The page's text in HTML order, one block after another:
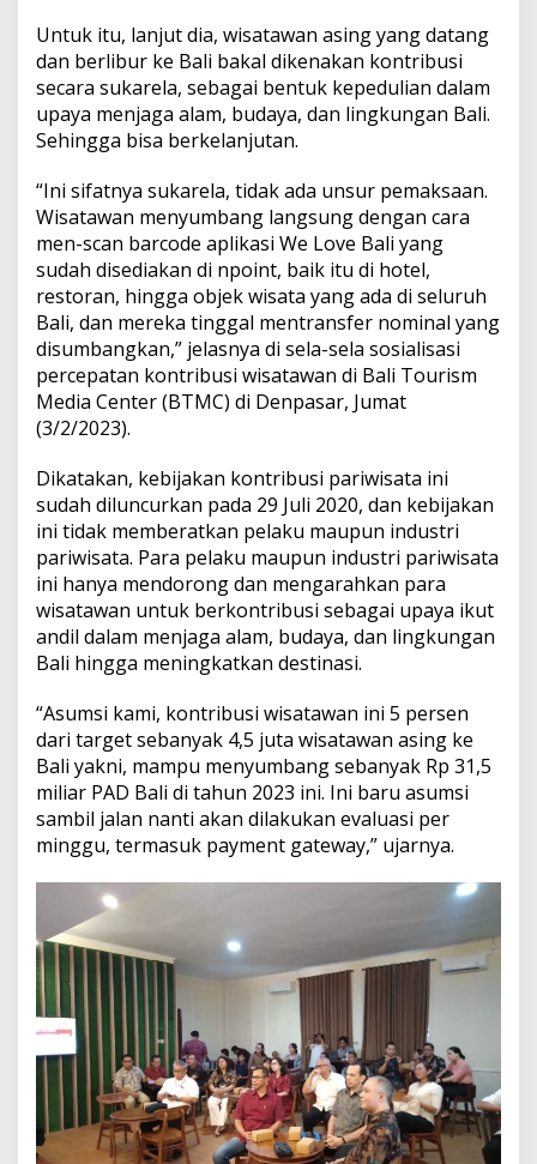
u
s
S
u
k
r
l
a
Untuk itu, lanjut dia, wisatawan asing yang datang
dan berlibur ke Bali bakal dikenakan kontribusi
secara sukarela, sebagai bentuk kepedulian dalam
upaya menjaga alam, budaya, dan lingkungan Bali.
Sehingga bisa berkelanjutan.
“Ini sifatnya sukarela, tidak ada unsur pemaksaan.
Wisatawan menyumbang langsung dengan cara
men-scan barcode aplikasi We Love Bali yang
sudah disediakan di npoint, baik itu di hotel,
restoran, hingga objek wisata yang ada di seluruh
Bali, dan mereka tinggal mentransfer nominal yang
disumbangkan,” jelasnya di sela-sela sosialisasi
percepatan kontribusi wisatawan di Bali Tourism
Media Center (BTMC) di Denpasar, Jumat
(3/2/2023).
Dikatakan, kebijakan kontribusi pariwisata ini
sudah diluncurkan pada 29 Juli 2020, dan kebijakan
ini tidak memberatkan pelaku maupun industri
pariwisata. Para pelaku maupun industri pariwisata
ini hanya mendorong dan mengarahkan para
wisatawan untuk berkontribusi sebagai upaya ikut
andil dalam menjaga alam, budaya, dan lingkungan
Bali hingga meningkatkan destinasi.
“Asumsi kami, kontribusi wisatawan ini 5 persen
dari target sebanyak 4,5 juta wisatawan asing ke
Bali yakni, mampu menyumbang sebanyak Rp 31,5
miliar PAD Bali di tahun 2023 ini. Ini baru asumsi
sambil jalan nanti akan dilakukan evaluasi per
minggu, termasuk payment gateway,” ujarnya.